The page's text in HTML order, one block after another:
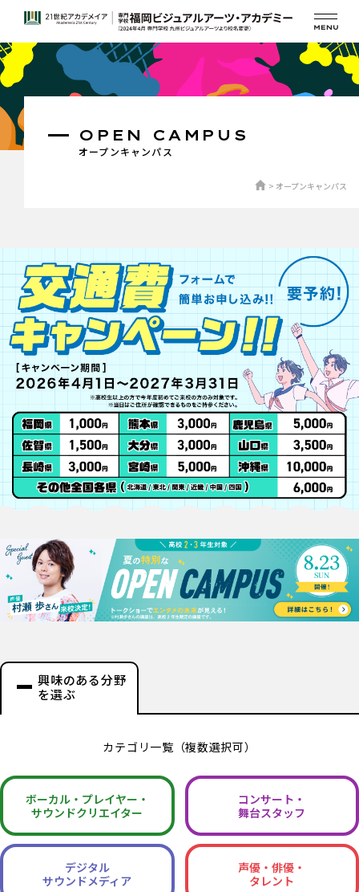
オープンキャンパス
OPEN CAMPUS
オープンキャンパス
興味のある分野
を選ぶ
カテゴリ一覧（複数選択可）
ボーカル・ プレイヤー・
サウンドクリエイター
コンサート・
舞台スタッフ
デジタル
サウンドメディア
声優・俳優・
タレント